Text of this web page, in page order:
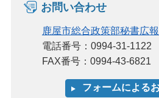
お問い合わせ
鹿屋市総合政策部秘書広
電話番号：0994-31-1122
FAX番号：0994-43-6821